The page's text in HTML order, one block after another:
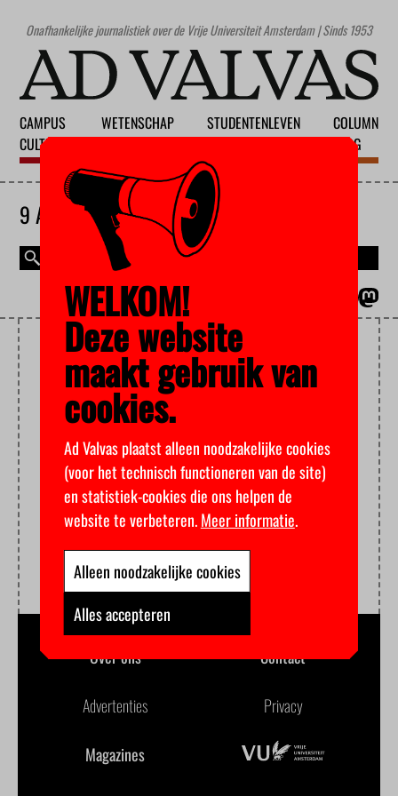
Onafhankelijke journalistiek over de Vrije Universiteit Amsterdam | Sinds 1953
CAMPUS
CULTUUR
WETENSCHAP
STUDENTENLEVEN
COLUMN
BLOG
9 AUGUSTUS 2026
KOLONIALISME
Over ons Contact
Advertenties Privacy
Magazines
WELKOM!
Deze website
maakt gebruik van
cookies.
Ad Valvas plaatst alleen noodzakelijke cookies
(voor het technisch functioneren van de site)
en statistiek-cookies die ons helpen de
website te verbeteren.Meer informatie.
Alleen noodzakelijke cookies
Alles accepteren